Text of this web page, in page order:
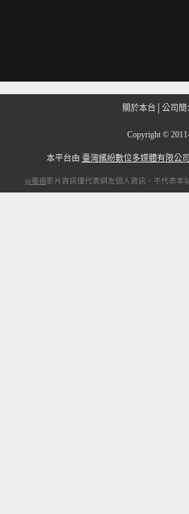
關於本台 公司簡
Copyright ©
本平台由 臺灣繽紛數位多媒體有限公
ip電視影片資訊僅代表網友個人資訊，不代表本